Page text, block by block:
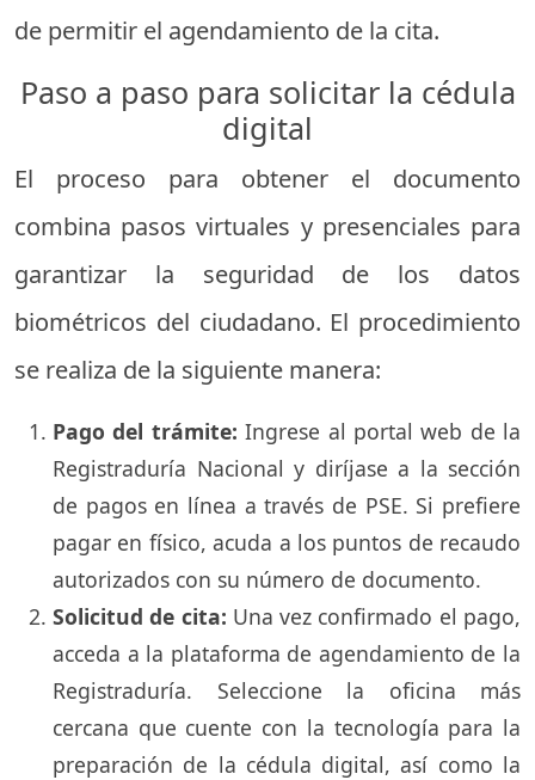
de permitir el agendamiento de la cita.
Paso a paso para solicitar la cédula
digital
El proceso para obtener el documento
combina pasos virtuales y presenciales para
garantizar la seguridad de los datos
biométricos del ciudadano. El procedimiento
se realiza de la siguiente manera:
Pago del trámite: Ingrese al portal web de la
Registraduría Nacional y diríjase a la sección
de pagos en línea a través de PSE. Si prefiere
pagar en físico, acuda a los puntos de recaudo
autorizados con su número de documento.
Solicitud de cita: Una vez confirmado el pago,
acceda a la plataforma de agendamiento de la
Registraduría. Seleccione la oficina más
cercana que cuente con la tecnología para la
preparación de la cédula digital, así como la